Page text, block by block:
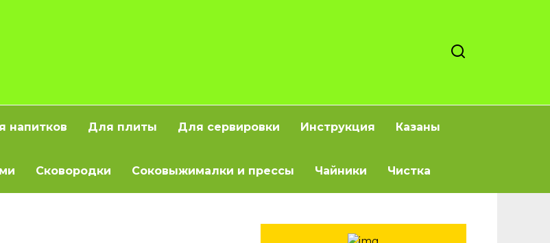
напитков Для плиты Для сервировки Инструкция Казаны
Сковородки Соковыжималки и прессы Чайники Чистка